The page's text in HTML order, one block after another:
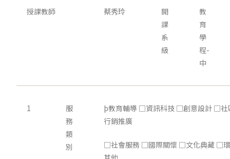
授課教師 蔡秀玲
開
課
系
級
教
育
學
程-
中
1
服
務
類
別
þ教育輔導 □資訊科技 □創意設計 □
行銷推廣
□社會服務 □國際關懷 □文化典藏 □